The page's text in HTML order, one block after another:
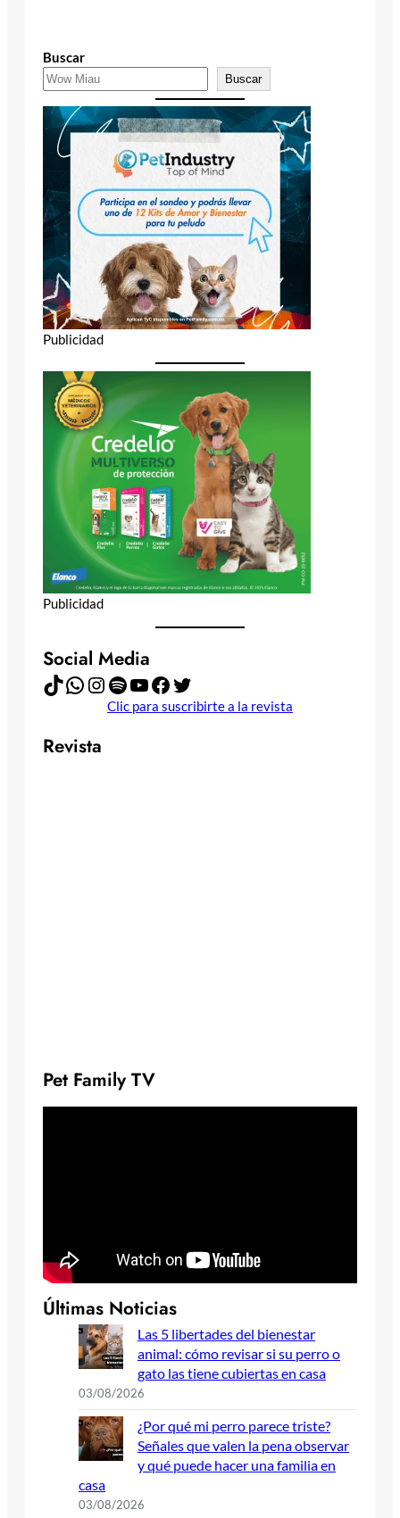
Buscar
Buscar
Publicidad
Publicidad
Social Media
TikTok WhatsApp Instagram Spotify YouTube Facebook Twitter
Clic para suscribirte a la revista
Revista
Pet Family TV
Últimas Noticias
Las 5 libertades del bienestar
animal: cómo revisar si su perro o
gato las tiene cubiertas en casa
03/08/2026
¿Por qué mi perro parece triste?
Señales que valen la pena observar
y qué puede hacer una familia en
casa
03/08/2026